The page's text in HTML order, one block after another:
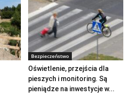
Bezpieczeństwo
Oświetlenie, przejścia dla
pieszych i monitoring. Są
pieniądze na inwestycje w...